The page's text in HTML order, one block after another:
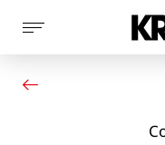
Mostrar
la
navegación
de Nuestras